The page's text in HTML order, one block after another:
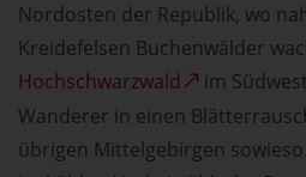
Nordosten der Republik, wo
Kreidefelsen Buchenwälder
Hochschwarzwald
im
Wanderer in einen
übrigen Mittelgebirgen